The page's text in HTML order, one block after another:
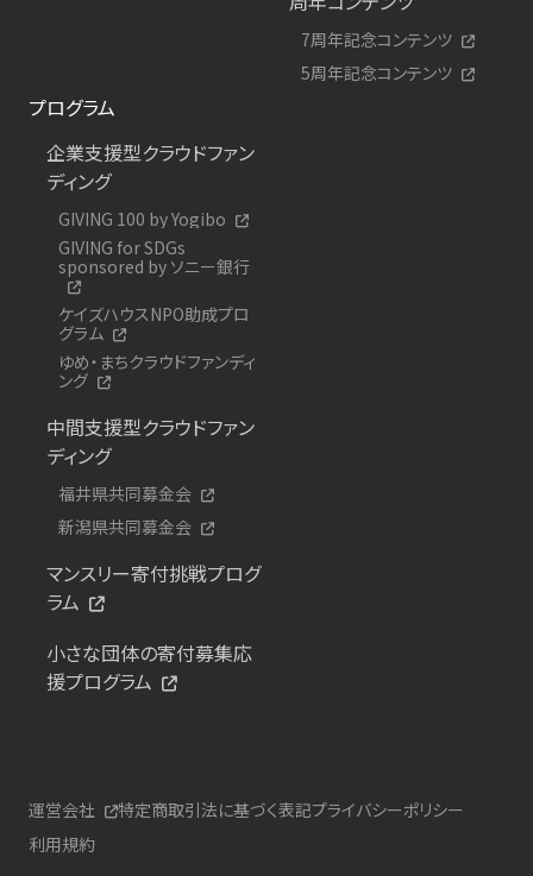
7周年記念コンテンツ
5周年記念コンテンツ
プログラム
企業支援型クラウドファン
ディング
GIVING 100 by Yogibo
GIVING for SDGs
sponsored by ソニー銀行
ケイズハウスNPO助成プロ
グラム
ゆめ・まちクラウドファンディ
ング
中間支援型クラウドファン
ディング
福井県共同募金会
新潟県共同募金会
マンスリー寄付挑戦プログ
ラム
小さな団体の寄付募集応
援プログラム
運営会社 特定商取引法に基づく表記プライバシーポリシー
利用規約